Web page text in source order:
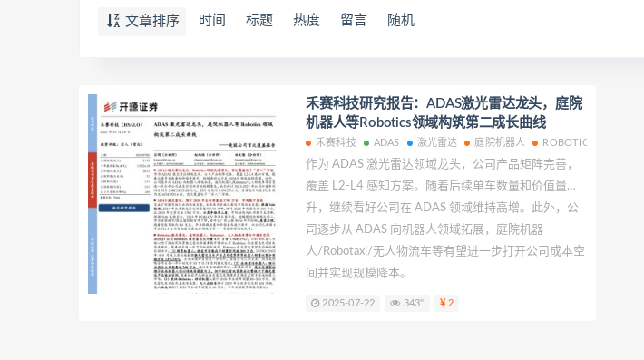
文章排序 时间 标题 热度 留言 随机
禾赛科技研究报告：ADAS激光雷达龙头，庭院
机器人等Robotics领域构筑第二成长曲线
禾赛科技 ADAS 激光雷达 庭院机器人 ROBOTICS
作为 ADAS 激光雷达领域龙头，公司产品矩阵完善，
覆盖 L2-L4 感知方案。随着后续单车数量和价值量提
升，继续看好公司在 ADAS 领域维持高增。此外，公
司逐步从 ADAS 向机器人领域拓展，庭院机器
人/Robotaxi/无人物流车等有望进一步打开公司成本空
间并实现规模降本。
2025-07-22 343" 2